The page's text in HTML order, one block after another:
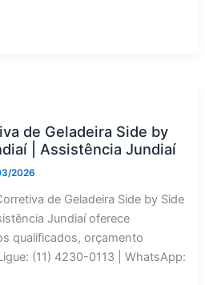
de Geladeira Side by
| Assistência Jundiaí
2026
de Geladeira Side by Side
Jundiaí oferece
qualificados, orçamento
(11) 4230-0113 | WhatsApp: